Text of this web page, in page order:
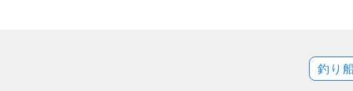
釣り